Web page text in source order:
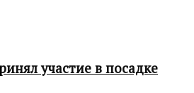
участие в посадке